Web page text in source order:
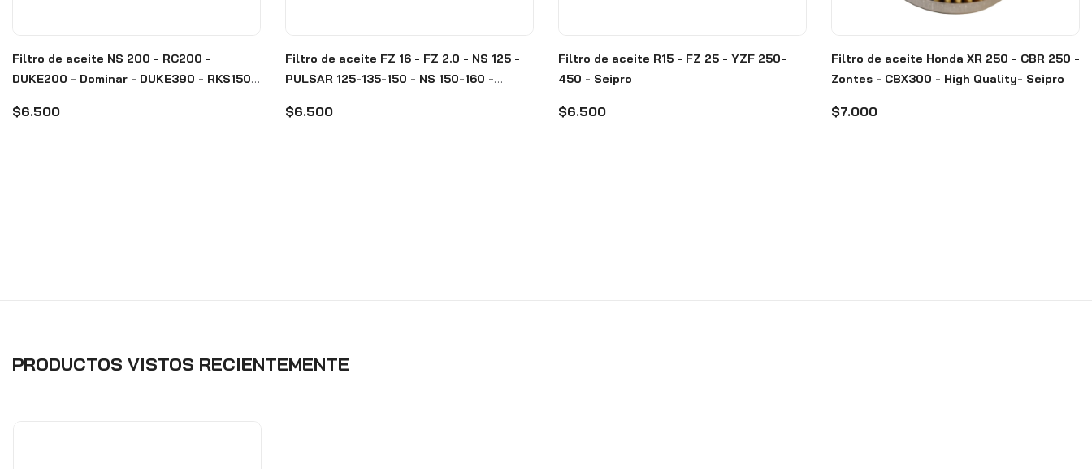
Filtro de aceite NS 200 - RC200 -
DUKE200 - Dominar - DUKE390 - RKS150 -
$6.500
Filtro de aceite FZ 16 - FZ 2.0 - NS 125 -
PULSAR 125-135-150 - NS 150-160 -
$6.500
Filtro de aceite R15 - FZ 25 - YZF 250-
450 - Seipro
$6.500
Filtro de aceite Honda XR 250 - CBR 250 -
Zontes - CBX300 - High Quality- Seipro
$7.000
PRODUCTOS VISTOS RECIENTEMENTE